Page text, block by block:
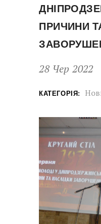
ПРИЧИНИ
28 Чер 2022
КАТЕГОРІЯ: